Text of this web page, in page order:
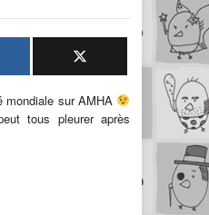
mondiale sur AMHA
tous pleurer après